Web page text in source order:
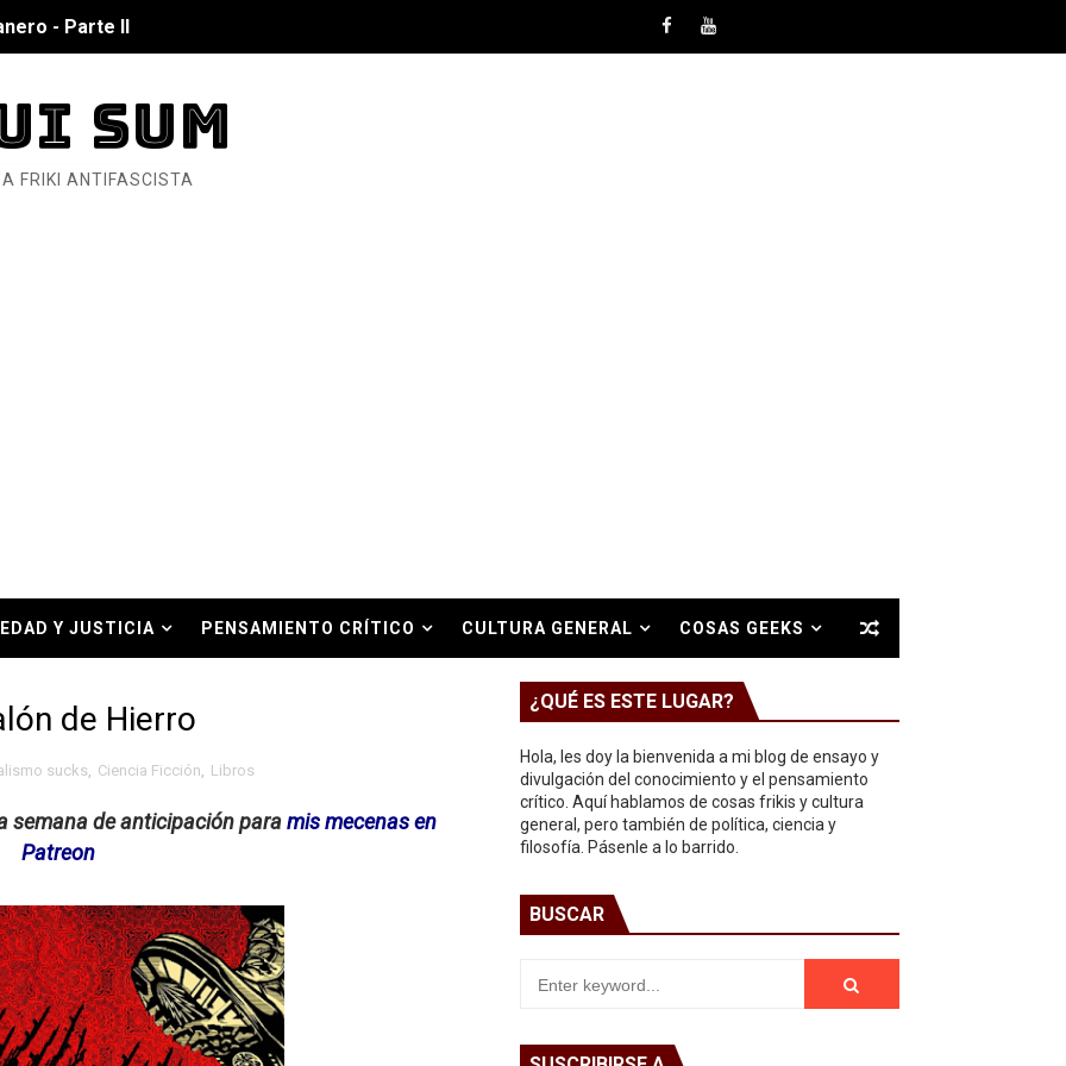
- Parte II
de Hierro
del siglo XXI
marxista?
SUM
FRIKI ANTIFASCISTA
Y JUSTICIA PENSAMIENTO CRÍTICO CULTURA GENERAL COSAS GEEKS
de Hierro
sucks, Ciencia Ficción, Libros
semana de anticipación paramis mecenas en
Patreon
¿QUÉ ES ESTE LUGAR?
Hola, les doy la bienvenida a mi blog de ensayo y
divulgación del conocimiento y el pensamiento
crítico. Aquí hablamos de cosas frikis y cultura
general, pero también de política, ciencia y
filosofía. Pásenle a lo barrido.
BUSCAR